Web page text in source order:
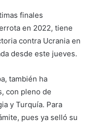
finales
en 2022, tiene
contra Ucrania en
desde este jueves.
también ha
con pleno de
y Turquía. Para
pues ya selló su